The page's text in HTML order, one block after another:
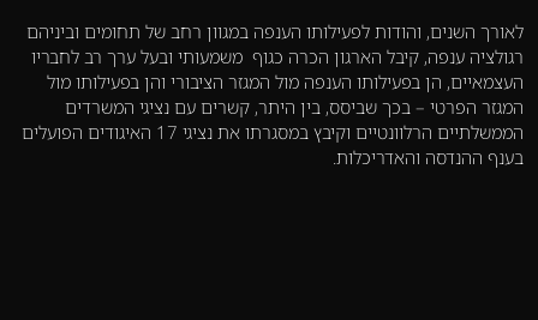
לאורך השנים, והודות לפעילותו הענפה במגוון רחב של תחומים וביניהם
רגולציה ענפה, קיבל הארגון הכרה כגוף משמעותי ובעל ערך רב לחבריו
העצמאיים, הן בפעילותו הענפה מול המגזר הציבורי והן בפעילותו מול
המגזר הפרטי – בכך שביסס, בין היתר, קשרים עם נציגי המשרדים
הממשלתיים הרלוונטיים וקיבץ במסגרתו את נציגי 17 האיגודים הפועלים
בענף ההנדסה והאדריכלות.